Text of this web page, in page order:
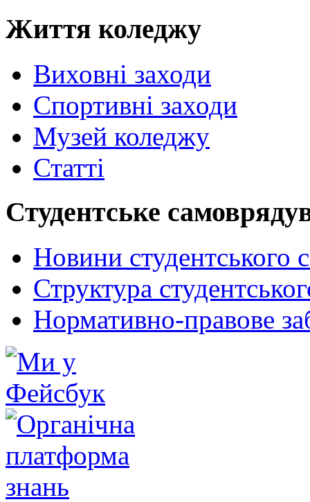
Життя коледжу
Виховні заходи
Спортивні заходи
Музей коледжу
Статті
Студентське
Новини студентського
Структура
Нормативно-правове